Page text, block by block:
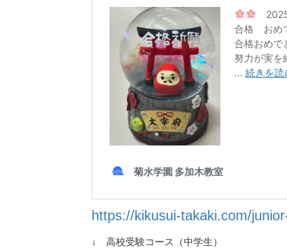
https://kikusui-takaki.com/
↓ 高校受験コース（中学生）